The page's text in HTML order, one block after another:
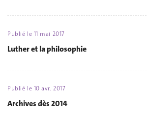
Publié le 11 mai 2017
Luther et la philosophie
Publié le 10 avr. 2017
Archives dès 2014